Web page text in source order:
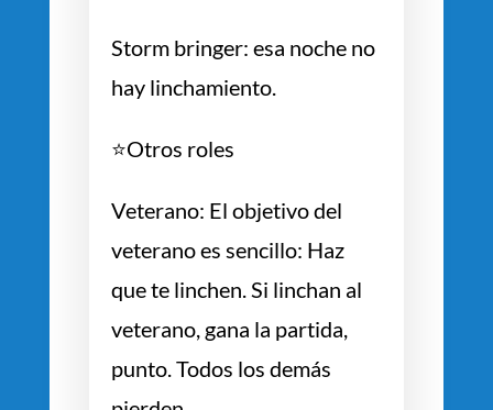
Storm bringer: esa noche no
hay linchamiento.
⭐️Otros roles
Veterano: El objetivo del
veterano es sencillo: Haz
que te linchen. Si linchan al
veterano, gana la partida,
punto. Todos los demás